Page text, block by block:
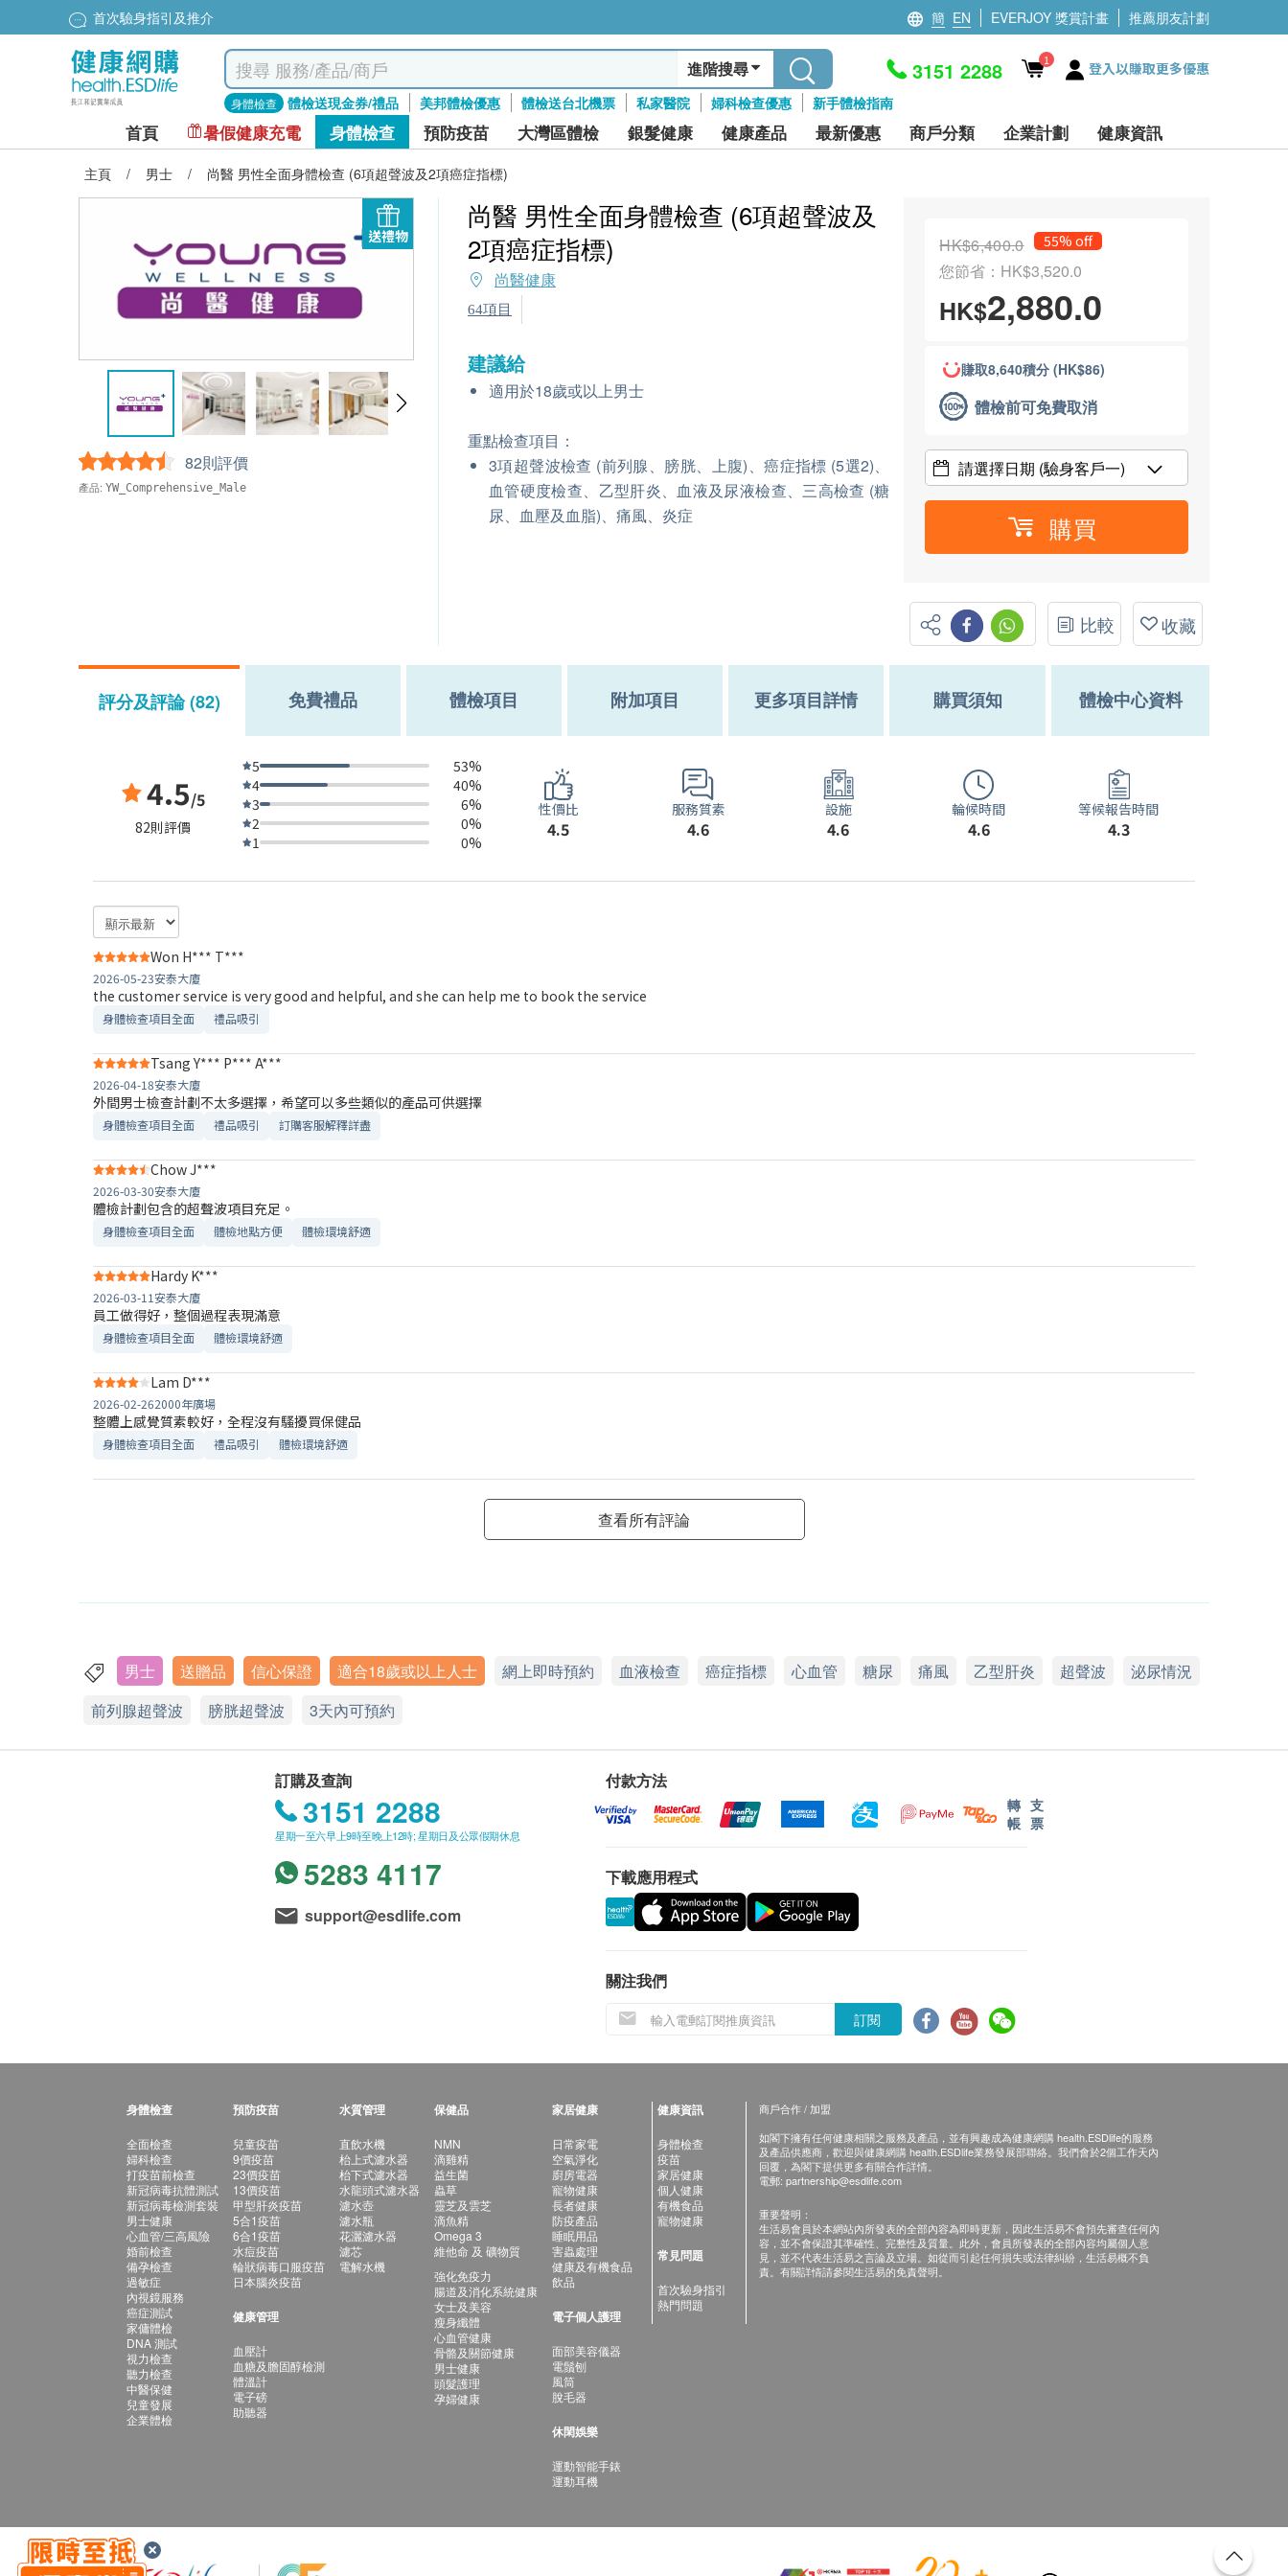
首次驗身指引及推介 簡 EN EVERJOY 獎賞計畫 推薦朋友計劃
進階搜尋
身體檢查 體檢送現金券/禮品 美邦體檢優惠 體檢送台北機票 私家醫院 婦科檢查優惠 新手體檢指南
3151 2288 1 登入以賺取更多優惠
首頁 暑假健康充電 身體檢查 預防疫苗 大灣區體檢 銀髮健康 健康產品 最新優惠 商戶分類 企業計劃 健康資訊
主頁 / 男士 / 尚醫 男性全面身體檢查 (6項超聲波及2項癌症指標)
送禮物
82則評價
產品: YW_Comprehensive_Male
尚醫 男性全面身體檢查 (6項超聲波及
2項癌症指標)
尚醫健康
64項目
建議給
適用於18歲或以上男士
重點檢查項目：
3項超聲波檢查 (前列腺、膀胱、上腹)、癌症指標 (5選2)、
血管硬度檢查、乙型肝炎、血液及尿液檢查、三高檢查 (糖
尿、血壓及血脂)、痛風、炎症
HK$6,400.0 55% off
您節省：HK$3,520.0
HK$2,880.0
賺取8,640積分 (HK$86)
體檢前可免費取消
請選擇日期 (驗身客戶一)
購買
比較 收藏
評分及評論 (82) 免費禮品 體檢項目 附加項目 更多項目詳情 購買須知 體檢中心資料
4.5/5
82則評價
5
53%
4
40%
3
6%
2
0%
1
0%
性價比
4.5
服務質素
4.6
設施
4.6
輪候時間
4.6
等候報告時間
4.3
Won H*** T***
2026-05-23安泰大廈
the customer service is very good and helpful, and she can help me to book the service
身體檢查項目全面 禮品吸引
Tsang Y*** P*** A***
2026-04-18安泰大廈
外間男士檢查計劃不太多選擇，希望可以多些類似的產品可供選擇
身體檢查項目全面 禮品吸引 訂購客服解釋詳盡
Chow J***
2026-03-30安泰大廈
體檢計劃包含的超聲波項目充足。
身體檢查項目全面 體檢地點方便 體檢環境舒適​
Hardy K***
2026-03-11安泰大廈
員工做得好，整個過程表現滿意
身體檢查項目全面 體檢環境舒適​
Lam D***
2026-02-262000年廣場
整體上感覺質素較好，全程沒有騷擾買保健品
身體檢查項目全面 禮品吸引 體檢環境舒適​
查看所有評論
男士 送贈品 信心保證 適合18歲或以上人士 網上即時預約 血液檢查 癌症指標 心血管 糖尿 痛風 乙型肝炎 超聲波
泌尿情況
前列腺超聲波
膀胱超聲波 3天內可預約
訂購及查詢
3151 2288
星期一至六早上9時至晚上12時; 星期日及公眾假期休息
5283 4117
support@esdlife.com
付款方法
轉
帳
支
票
下載應用程式
關注我們
訂閱
身體檢查
全面檢查
婦科檢查
打疫苗前檢查
新冠病毒抗體測試
新冠病毒檢測套裝
男士健康
心血管/三高風險
婚前檢查
備孕檢查
過敏症
內視鏡服務
癌症測試
家傭體檢
DNA 測試
視力檢查
聽力檢查
中醫保健
兒童發展
企業體檢
預防疫苗
兒童疫苗
9價疫苗
23價疫苗
13價疫苗
甲型肝炎疫苗
5合1疫苗
6合1疫苗
水痘疫苗
輪狀病毒口服疫苗
日本腦炎疫苗
健康管理
血壓計
血糖及膽固醇檢測
體溫計
電子磅
助聽器
水質管理
直飲水機
枱上式濾水器
枱下式濾水器
水龍頭式濾水器
濾水壺
濾水瓶
花灑濾水器
濾芯
電解水機
保健品
NMN
滴雞精
益生菌
蟲草
靈芝及雲芝
滴魚精
Omega 3
維他命 及 礦物質
強化免疫力
腸道及消化系統健康
女士及美容
瘦身纖體
心血管健康
骨骼及關節健康
男士健康
頭髮護理
孕婦健康
家居健康
日常家電
空氣淨化
廚房電器
寵物健康
長者健康
防疫產品
睡眠用品
害蟲處理
健康及有機食品
飲品
電子個人護理
面部美容儀器
電鬚刨
風筒
脫毛器
休閑娛樂
運動智能手錶
運動耳機
健康資訊
身體檢查
疫苗
家居健康
個人健康
有機食品
寵物健康
常見問題
首次驗身指引
熱門問題
商戶合作 / 加盟
如閣下擁有任何健康相關之服務及產品，並有興趣成為健康網購 health.ESDlife的服務
及產品供應商，歡迎與健康網購 health.ESDlife業務發展部聯絡。我們會於2個工作天內
回覆，為閣下提供更多有關合作詳情。
電郵: partnership@esdlife.com
重要聲明：
生活易會員於本網站內所發表的全部內容為即時更新，因此生活易不會預先審查任何內
容，並不會保證其準確性、完整性及質量。此外，會員所發表的全部內容均屬個人意
見，並不代表生活易之言論及立場。如從而引起任何損失或法律糾紛，生活易概不負
責。有關詳情請參閱生活易的免責聲明。